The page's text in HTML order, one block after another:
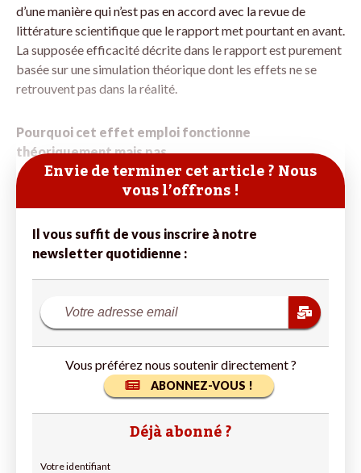
d’une manière qui n’est pas en accord avec la revue de
littérature scientifique que le rapport met pourtant en avant.
La supposée efficacité décrite dans le rapport est purement
basée sur une simulation théorique dont les effets ne se
retrouvent pas dans la réalité.
Pourquoi cet effet emploi fonctionne
théoriquement mais pas
Envie de terminer cet article ? Nous
vous l’offrons !
Il vous suffit de vous inscrire à notre
newsletter quotidienne :
Vous préférez nous soutenir directement ?
ABONNEZ-VOUS !
Déjà abonné ?
Votre identifiant